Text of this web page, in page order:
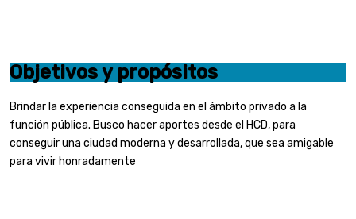
Objetivos y propósitos
Brindar la experiencia conseguida en el ámbito privado a la
función pública. Busco hacer aportes desde el HCD, para
conseguir una ciudad moderna y desarrollada, que sea amigable
para vivir honradamente